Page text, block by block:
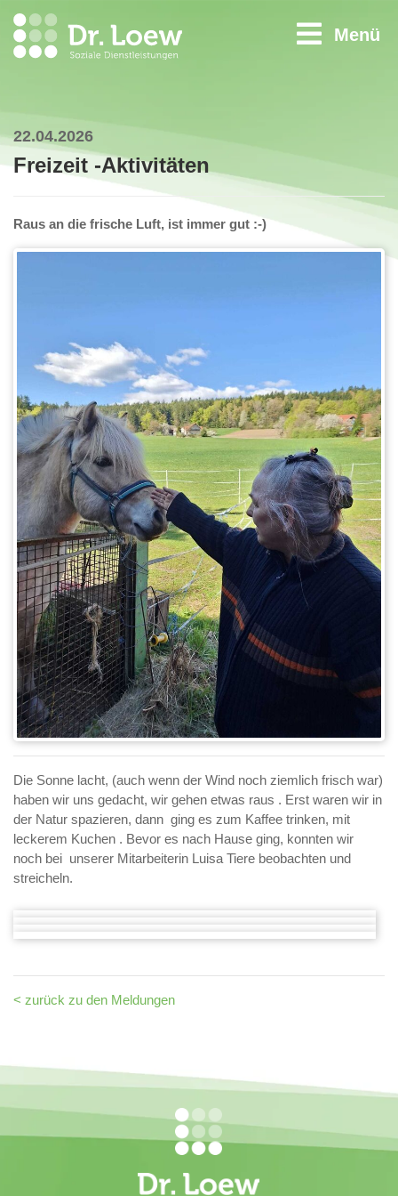
Menü
22.04.2026
Freizeit -Aktivitäten
Raus an die frische Luft, ist immer gut :-)
Die Sonne lacht, (auch wenn der Wind noch ziemlich frisch war)
haben wir uns gedacht, wir gehen etwas raus . Erst waren wir in
der Natur spazieren, dann ging es zum Kaffee trinken, mit
leckerem Kuchen . Bevor es nach Hause ging, konnten wir
noch bei unserer Mitarbeiterin Luisa Tiere beobachten und
streicheln.
< zurück zu den Meldungen